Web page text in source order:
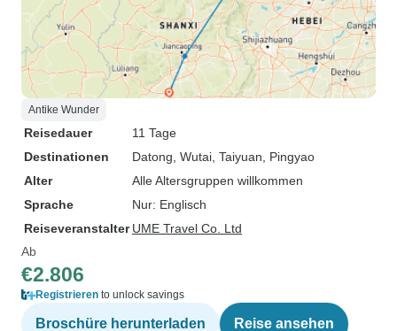
Antike Wunder
Reisedauer
11 Tage
Destinationen
Datong , Wutai , Taiyuan , Pingyao
Alter
Alle Altersgruppen willkommen
Sprache
Nur: Englisch
Reiseveranstalter UME Travel Co. Ltd
Ab
€2.806
Registrieren to unlock savings
Broschüre herunterladen Reise ansehen